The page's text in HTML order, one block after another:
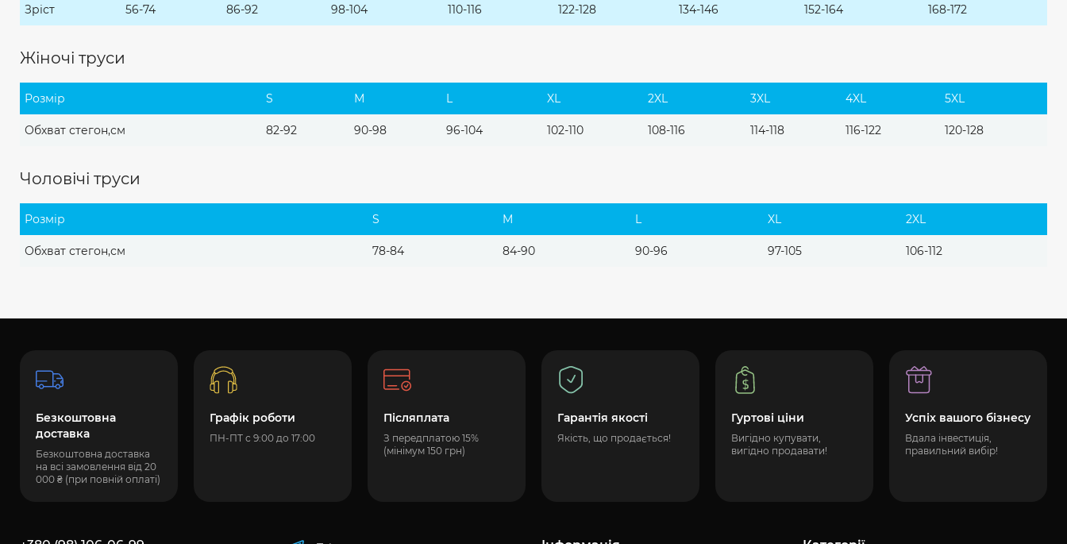
Зріст 56-74 86-92 98-104 110-116 122-128 134-146 152-164 168-172
Жіночі труси
Розмір S М L XL 2XL 3XL 4XL 5XL
Обхват стегон,см 82-92 90-98 96-104 102-110 108-116 114-118 116-122 120-128
Чоловічі труси
Розмір S M L XL 2XL
Обхват стегон,см 78-84 84-90 90-96 97-105 106-112
Безкоштовна
доставка
Безкоштовна доставка
на всі замовлення від 20
000 ₴ (при повній оплаті)
Графік роботи
ПН-ПТ с 9:00 до 17:00
Післяплата
З передплатою 15%
(мінімум 150 грн)
Гарантія якості
Якість, що продається!
Гуртові ціни
Вигідно купувати,
вигідно продавати!
Успіх вашого бізнесу
Вдала інвестиція,
правильний вибір!